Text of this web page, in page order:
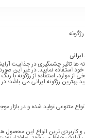
ها تاثیر چشمگیری در جذابیت
استفاده نمایید. در غیر این
از موارد، استفاده از رژگونه
انواع متنوعی تولید شده و در
و کاربردی ترین انواع این